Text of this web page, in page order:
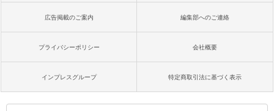
広告掲載のご案内 編集部へのご連絡
プライバシーポリシー 会社概要
インプレスグループ 特定商取引法に基づく表示